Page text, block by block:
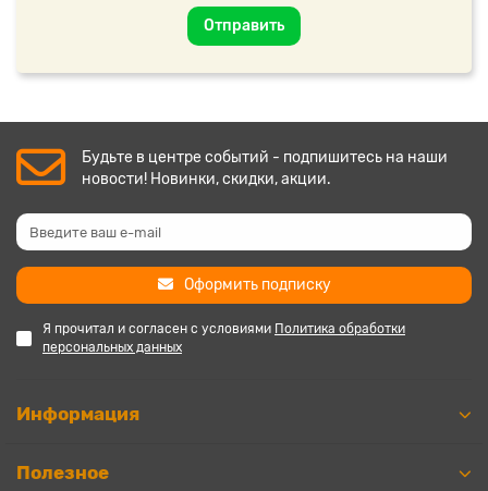
Отправить
Будьте в центре событий - подпишитесь на наши
новости! Новинки, скидки, акции.
Оформить подписку
Я прочитал и согласен с условиями Политика обработки
персональных данных
Информация
Полезное